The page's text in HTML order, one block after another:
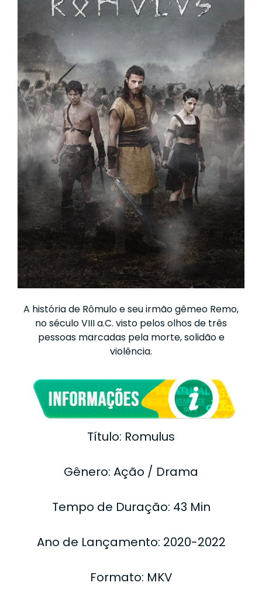
A história de Rômulo e seu irmão gêmeo Remo,
no século VIII a.C. visto pelos olhos de três
pessoas marcadas pela morte, solidão e
violência.
Título: Romulus
Gênero: Ação / Drama
Tempo de Duração: 43 Min
Ano de Lançamento: 2020-2022
Formato: MKV